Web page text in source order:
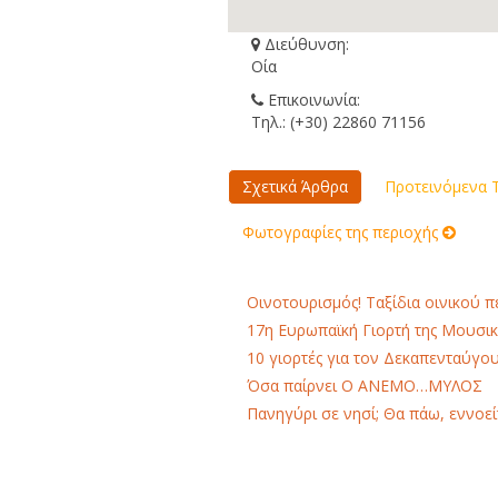
Διεύθυνση:
Οία
Επικοινωνία:
Τηλ.: (+30) 22860 71156
Σχετικά Άρθρα Προτεινόμενα
Φωτογραφίες της περιοχής
Οινοτουρισμός! Ταξίδια οινικού
17η Ευρωπαϊκή Γιορτή της
10 γιορτές για τον
Όσα παίρνει Ο ΑΝΕΜΟ…ΜΥΛΟΣ
Πανηγύρι σε νησί; Θα πάω,